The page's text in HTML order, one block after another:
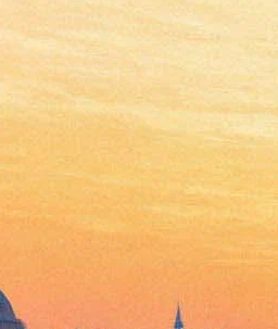
Русский музей
фотографий
биеннале
Версия